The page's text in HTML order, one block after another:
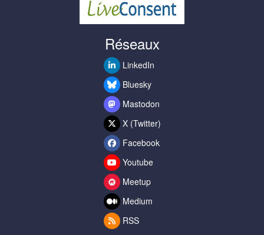
Réseaux
LinkedIn
Bluesky
Mastodon
X (Twitter)
Facebook
Youtube
Meetup
Medium
RSS